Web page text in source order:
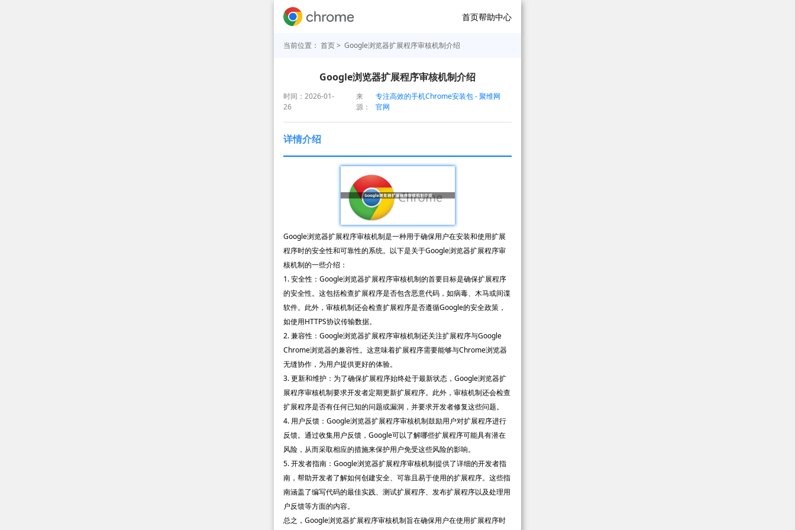
首页帮助中心
当前位置： 首页> Google浏览器扩展程序审核机制介绍
Google浏览器扩展程序审核机制介绍
时间：2026-01-
26
来
源：
专注高效的手机Chrome安装包 - 聚维网
官网
详情介绍
Google浏览器扩展程序审核机制是一种用于确保用户在安装和使用扩展
程序时的安全性和可靠性的系统。以下是关于Google浏览器扩展程序审
核机制的一些介绍：
1. 安全性：Google浏览器扩展程序审核机制的首要目标是确保扩展程序
的安全性。这包括检查扩展程序是否包含恶意代码，如病毒、木马或间谍
软件。此外，审核机制还会检查扩展程序是否遵循Google的安全政策，
如使用HTTPS协议传输数据。
2. 兼容性：Google浏览器扩展程序审核机制还关注扩展程序与Google
Chrome浏览器的兼容性。这意味着扩展程序需要能够与Chrome浏览器
无缝协作，为用户提供更好的体验。
3. 更新和维护：为了确保扩展程序始终处于最新状态，Google浏览器扩
展程序审核机制要求开发者定期更新扩展程序。此外，审核机制还会检查
扩展程序是否有任何已知的问题或漏洞，并要求开发者修复这些问题。
4. 用户反馈：Google浏览器扩展程序审核机制鼓励用户对扩展程序进行
反馈。通过收集用户反馈，Google可以了解哪些扩展程序可能具有潜在
风险，从而采取相应的措施来保护用户免受这些风险的影响。
5. 开发者指南：Google浏览器扩展程序审核机制提供了详细的开发者指
南，帮助开发者了解如何创建安全、可靠且易于使用的扩展程序。这些指
南涵盖了编写代码的最佳实践、测试扩展程序、发布扩展程序以及处理用
户反馈等方面的内容。
总之，Google浏览器扩展程序审核机制旨在确保用户在使用扩展程序时